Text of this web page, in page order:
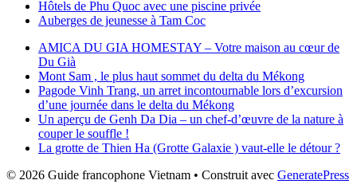
Hôtels de Phu Quoc avec une piscine privée
Auberges de jeunesse à Tam Coc
AMICA DU GIA HOMESTAY – Votre maison au cœur de
Du Già
Mont Sam , le plus haut sommet du delta du Mékong
Pagode Vinh Trang, un arret incontournable lors d’excursion
d’une journée dans le delta du Mékong
Un aperçu de Genh Da Dia – un chef-d’œuvre de la nature à
couper le souffle !
La grotte de Thien Ha (Grotte Galaxie ) vaut-elle le détour ?
© 2026 Guide francophone Vietnam • Construit avec GeneratePress